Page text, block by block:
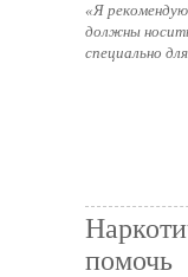
«Я рекомендую
должны
специально
помочь